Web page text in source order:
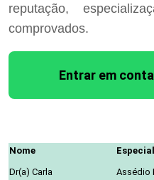
reputação,
comprovados.
Entrar em
Nome
Dr(a) Carla
Assédio